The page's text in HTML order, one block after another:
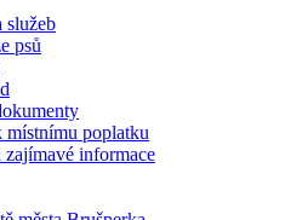
služeb
psů
místnímu poplatku
informace